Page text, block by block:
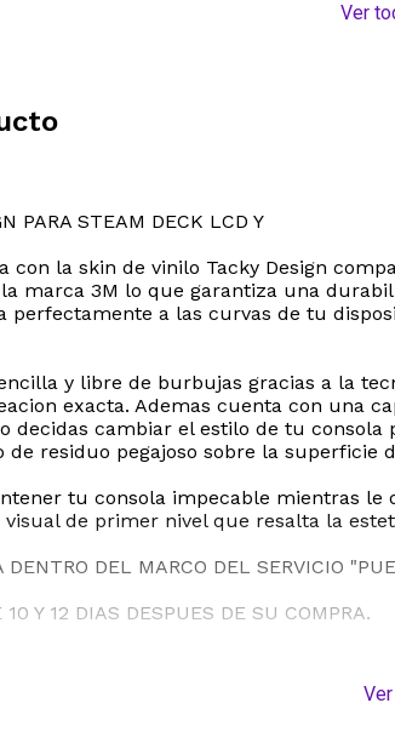
Ver
PARA STEAM DECK LCD Y
con la skin de vinilo Tacky Design
marca 3M lo que garantiza una
perfectamente a las curvas de tu
y libre de burbujas gracias a la
exacta. Ademas cuenta con una
decidas cambiar el estilo de tu
residuo pegajoso sobre la superficie
tu consola impecable mientras
de primer nivel que resalta la
DEL MARCO DEL SERVICIO
Y 12 DIAS DESPUES DE SU COMPRA.